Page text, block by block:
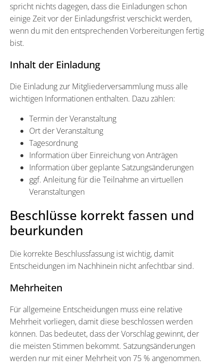
spricht nichts dagegen, dass die Einladungen schon
einige Zeit vor der Einladungsfrist verschickt werden,
wenn du mit den entsprechenden Vorbereitungen fertig
bist.
Inhalt der Einladung
Die Einladung zur Mitgliederversammlung muss alle
wichtigen Informationen enthalten. Dazu zählen:
Termin der Veranstaltung
Ort der Veranstaltung
Tagesordnung
Information über Einreichung von Anträgen
Information über geplante Satzungsänderungen
ggf. Anleitung für die Teilnahme an virtuellen
Veranstaltungen
Beschlüsse korrekt fassen und
beurkunden
Die korrekte Beschlussfassung ist wichtig, damit
Entscheidungen im Nachhinein nicht anfechtbar sind.
Mehrheiten
Für allgemeine Entscheidungen muss eine relative
Mehrheit vorliegen, damit diese beschlossen werden
können. Das bedeutet, dass der Vorschlag gewinnt, der
die meisten Stimmen bekommt. Satzungsänderungen
werden nur mit einer Mehrheit von 75 % angenommen.